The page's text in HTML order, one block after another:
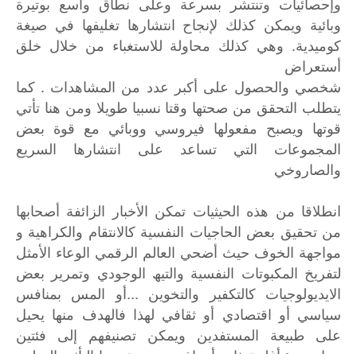
وبائیة ویمكن كذلك لإنجاح انتشارھا تغلیفھا في صیغة
كومیدیة. وھي كذلك محاولة للاستغباء من خلال خلق
أستعراض
شخصي والحصول على أكبر عدد من المشاھدات . كما
یتطلب التحقق من صحتھا وقتا نسبیا طویلا ومن ھنا تأتي
قوتھا ویصبح مفعولھا فیروسي ووبائي مع قوة بعض
المجموعات التي تساعد على انتشارھا السریع
والصاروخي
انطلاقا من ھذه الحیثیات تمكن الأخبار الزائفة أصحابھا
من تحقیق بعض الحاجیات النفسیة كالانتقام والكراھیة و
مواجھة الخوف حیث أضحي العالم الرقمي الوعاء الأمثل
لتفریخ المكبوتات النفسیة والتیھ الوجودي وتمریر بعض
الایدیولوجیات كالتكفیر والتخوین ...أو المس بمنافس
سیاسي أو اقتصادي أو ثقافي لهذا فالھدف منھا یحیل
على طبیعة المستفدین ویمكن تصنیفھم إلى فئتین